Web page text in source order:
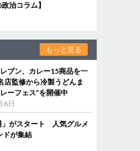
治コラム】
もっと見る
ブン、カレー15商品を一
監修から冷製うどんま
ーフェス”を開催中
6日
」がスタート 人気グルメ
ドが集結